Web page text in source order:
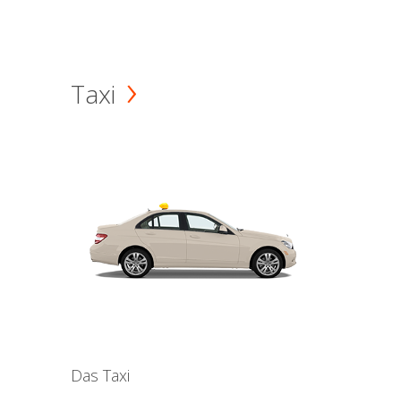
Taxi
Das Taxi